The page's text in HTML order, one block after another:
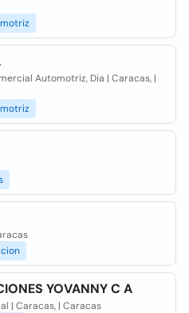
Automotriz, Dia | Caracas, |
YOVANNY C A
| Caracas, | Caracas